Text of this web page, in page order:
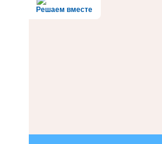
Решаем вместе